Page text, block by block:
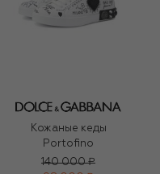
Кожаные кеды
Portofino
140 000 ₽